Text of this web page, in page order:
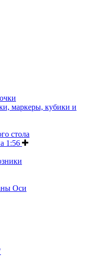
маркеры, кубики и
стола
1:56
Оси